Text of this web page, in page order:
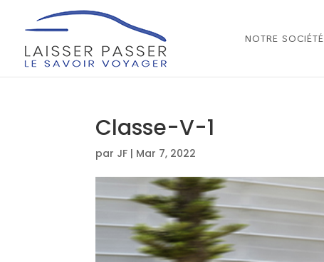
NOTRE SOCIÉTÉ
Classe-V-1
par JF | Mar 7, 2022